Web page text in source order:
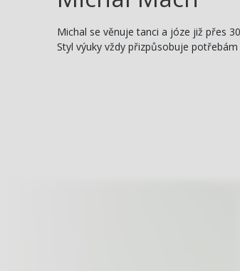
Michal se věnuje tanci a józe již přes
Styl výuky vždy přizpůsobuje